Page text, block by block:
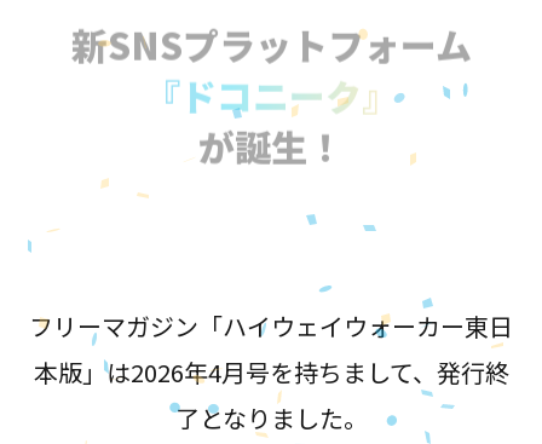
新SNSプラットフォーム
『ドコニーク』
が誕生！
フリーマガジン「ハイウェイウォーカー東日
本版」は2026年4月号を持ちまして、発行終
了となりました。